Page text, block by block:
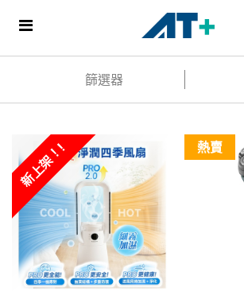
Apple
關於我們
分店地址​
更多
篩選器
新上架！! 熱賣